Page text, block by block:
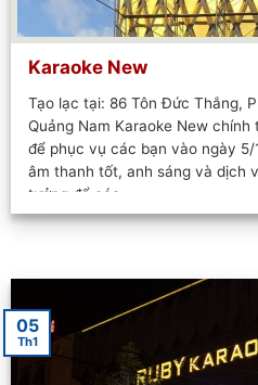
Karaoke New
Tạo lạc tại: 86 Tôn Đức Thắng,
Quảng Nam Karaoke New
để phục vụ các bạn vào ngày 5/
âm thanh tốt, anh sáng và dịch
tưởng để các...
05
Th1